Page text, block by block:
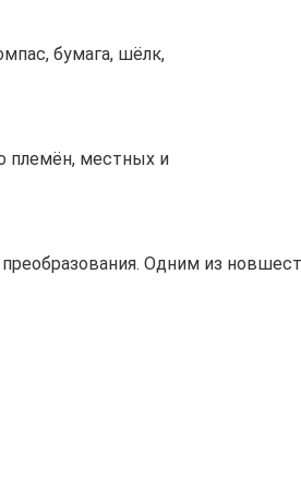
бумага, шёлк,
племён, местных и
Одним из